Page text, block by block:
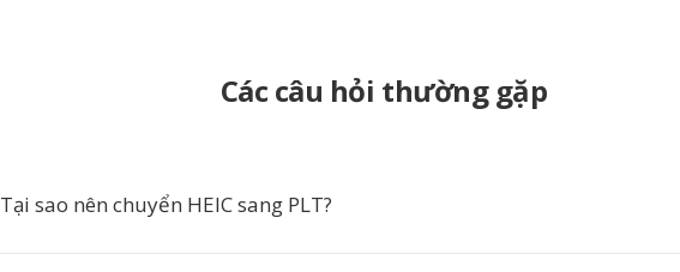
Các câu hỏi thường gặp
Tại sao nên chuyển HEIC sang PLT?